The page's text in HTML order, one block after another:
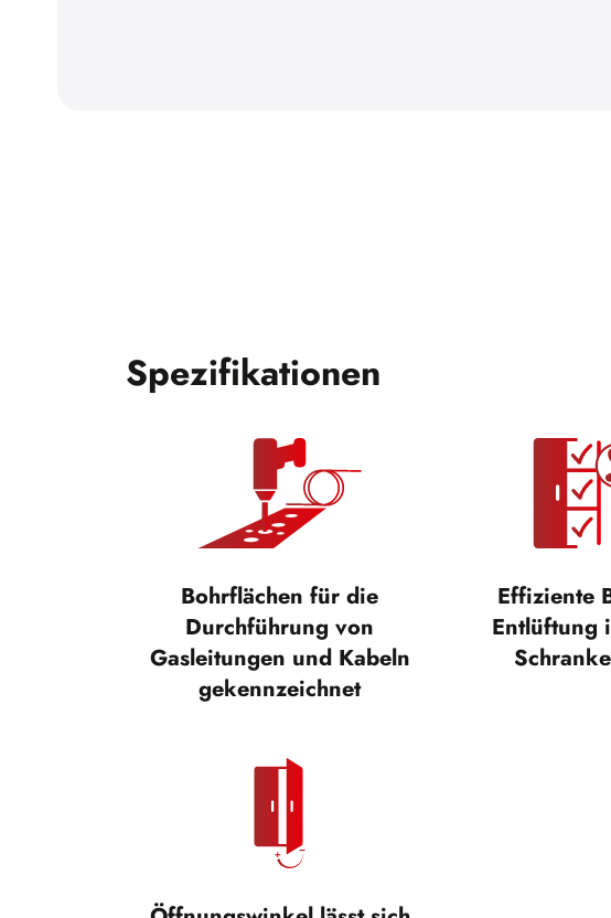
Spezifikationen
Bohrflächen für die
Durchführung von
Gasleitungen und Kabeln
gekennzeichnet
Effiziente
Entlüftung